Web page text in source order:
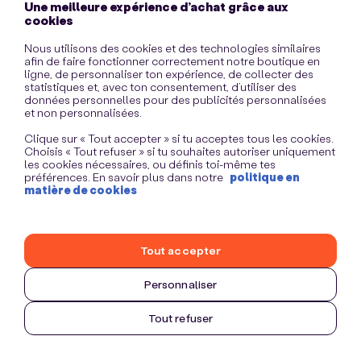
Une meilleure expérience d’achat grâce aux
cookies
Nous utilisons des cookies et des technologies similaires
afin de faire fonctionner correctement notre boutique en
ligne, de personnaliser ton expérience, de collecter des
statistiques et, avec ton consentement, d’utiliser des
données personnelles pour des publicités personnalisées
et non personnalisées.
Clique sur « Tout accepter » si tu acceptes tous les cookies.
Choisis « Tout refuser » si tu souhaites autoriser uniquement
les cookies nécessaires, ou définis toi-même tes
préférences. En savoir plus dans notre politique en
matière de cookies
Personnaliser
Tout refuser
Tout accepter